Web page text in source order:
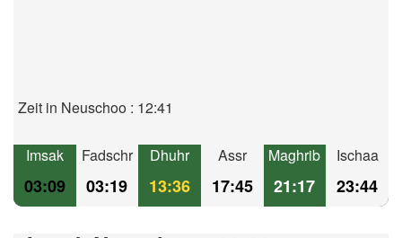
Zeit in Neuschoo : 12:41
Imsak
03:09
Fadschr
03:19
Dhuhr
13:36
Assr
17:45
Maghrib
21:17
Ischaa
23:44